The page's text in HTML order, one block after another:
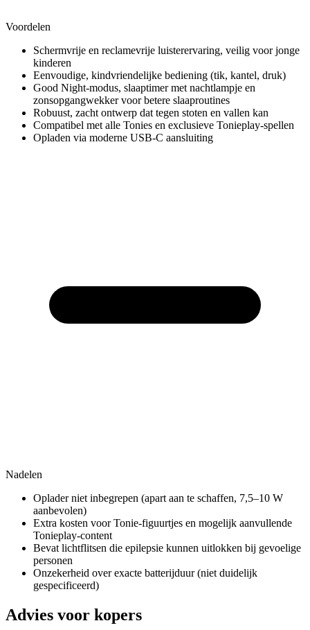
Voordelen
Schermvrije en reclamevrije luisterervaring, veilig voor jonge
kinderen
Eenvoudige, kindvriendelijke bediening (tik, kantel, druk)
Good Night-modus, slaaptimer met nachtlampje en
zonsopgangwekker voor betere slaaproutines
Robuust, zacht ontwerp dat tegen stoten en vallen kan
Compatibel met alle Tonies en exclusieve Tonieplay-spellen
Opladen via moderne USB-C aansluiting
Nadelen
Oplader niet inbegrepen (apart aan te schaffen, 7,5–10 W
aanbevolen)
Extra kosten voor Tonie-figuurtjes en mogelijk aanvullende
Tonieplay-content
Bevat lichtflitsen die epilepsie kunnen uitlokken bij gevoelige
personen
Onzekerheid over exacte batterijduur (niet duidelijk
gespecificeerd)
Advies voor kopers